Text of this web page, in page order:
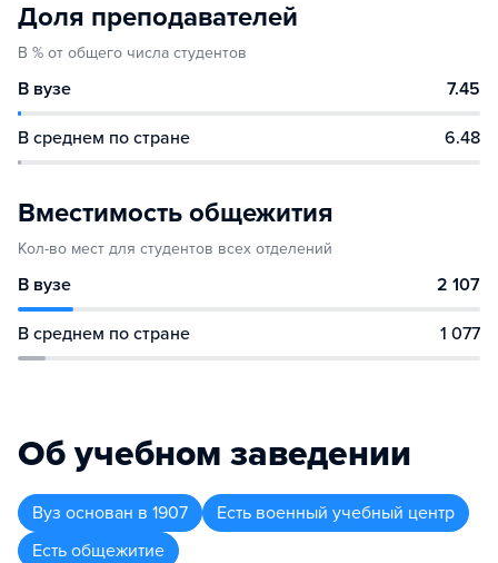
Доля преподавателей
В % от общего числа студентов
В вузе 7.45
В среднем по стране 6.48
Вместимость общежития
Кол-во мест для студентов всех отделений
В вузе 2 107
В среднем по стране 1 077
Об учебном заведении
Вуз основан в 1907
Есть военный учебный центр
Есть общежитие